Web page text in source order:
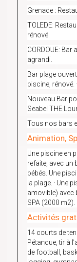
Grenade :
TOLEDE:
rénové.
CORDOUE: Bar
agrandi.
Bar plage
piscine, rénové. ·
Nouveau Bar
Seabel THE
Tous nos bars
Animation,
Une piscine en
refaite, avec un
bébés. Une
la plage. · Une
amovible) avec
SPA (2000 m2).
Activités
14 courts de
Pétanque, tir à
de football,